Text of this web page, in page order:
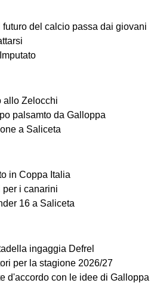
del calcio passa dai giovani
allo Zelocchi
palsamto da Galloppa
a Saliceta
in Coppa Italia
per i canarini
16 a Saliceta
ingaggia Defrel
per la stagione 2026/27
d'accordo con le idee di Galloppa